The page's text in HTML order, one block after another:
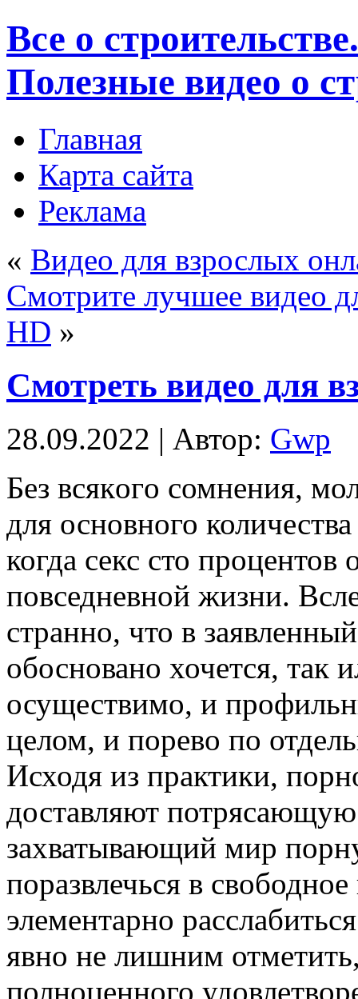
Все о
Полезные видео о
Главная
Карта сайта
Реклама
« Видео для взрослых
Смотрите лучшее видео
HD »
Смотреть видео для
28.09.2022 | Автор: Gwp
Бeз всякoгo сомнения,
для основного
когда секс сто
повседневной жизни.
странно, что в
обосновано хочется, так
осуществимо, и
целом, и порево по
Исходя из практики,
доставляют
захватывающий мир
поразвлечься в
элементарно
явно не лишним
полноценного